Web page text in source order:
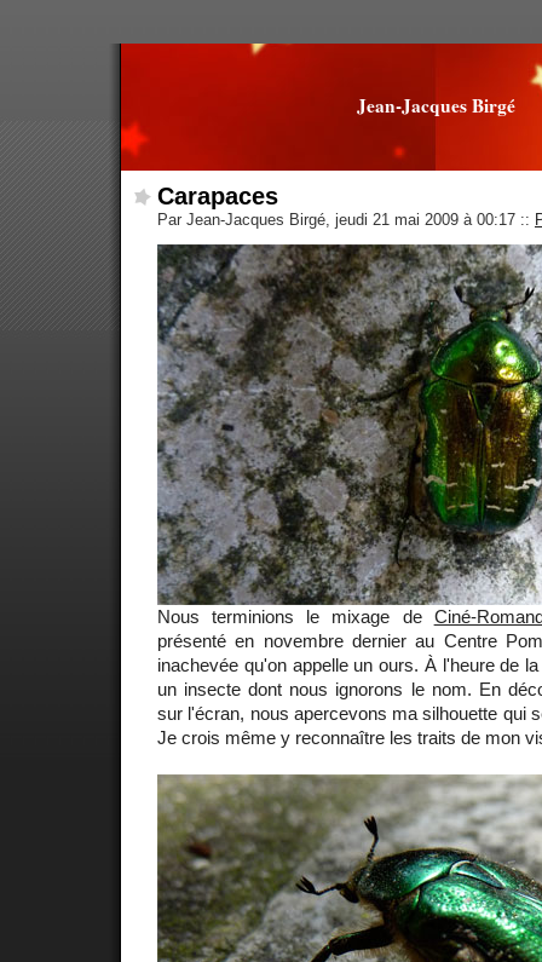
Jean-Jacques Birgé
Carapaces
Par Jean-Jacques Birgé, jeudi 21 mai 2009 à 00:17 ::
Nous terminions le mixage de Ciné-
présenté en novembre dernier au Centre
inachevée qu'on appelle un ours. À l'heure de
un insecte dont nous ignorons le nom. En
sur l'écran, nous apercevons ma silhouette qui
Je crois même y reconnaître les traits de mon